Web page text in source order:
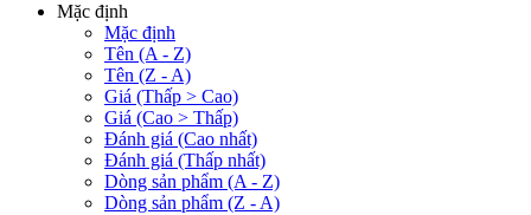
Mặc định
Mặc định
Tên (A - Z)
Tên (Z - A)
Giá (Thấp > Cao)
Giá (Cao > Thấp)
Đánh giá (Cao nhất)
Đánh giá (Thấp nhất)
Dòng sản phẩm (A - Z)
Dòng sản phẩm (Z - A)